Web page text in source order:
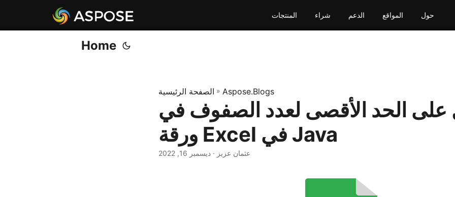
المنتجات شراء الدعم المواقع حول
Home
الصفحة الرئيسية » Aspose.Blogs
الحد الأقصى لعدد الصفوف في
ورقة Excel في Java
ديسمبر 16, 2022 · عثمان عزيز